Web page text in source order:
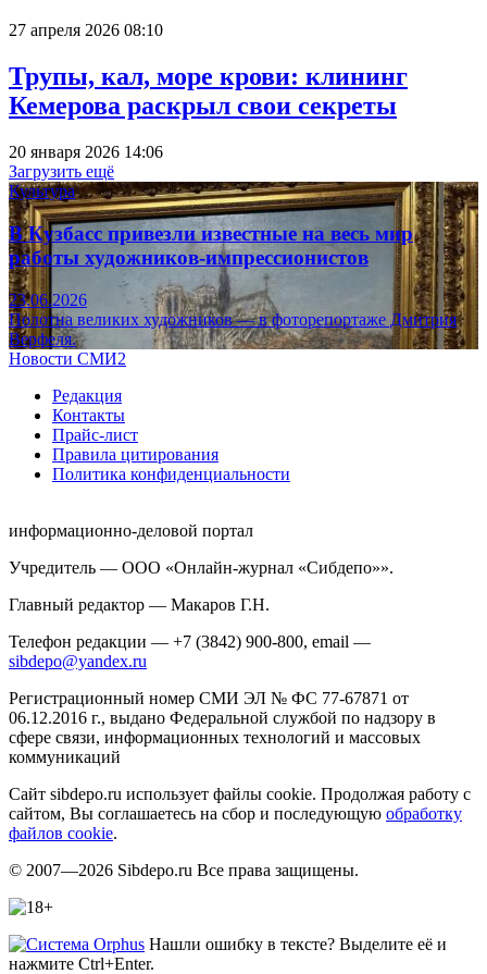
27 апреля 2026 08:10
Трупы, кал, море крови: клининг
Кемерова раскрыл свои секреты
20 января 2026 14:06
Загрузить ещё
Культура
В Кузбасс привезли известные на весь мир
работы художников-импрессионистов
23.06.2026
Полотна великих художников — в фоторепортаже Дмитрия
Верфеля.
Новости СМИ2
Редакция
Контакты
Прайс-лист
Правила цитирования
Политика конфиденциальности
информационно-деловой портал
Учредитель — ООО «Онлайн-журнал «Сибдепо»».
Главный редактор — Макаров Г.Н.
Телефон редакции — +7 (3842) 900-800, email —
sibdepo@yandex.ru
Регистрационный номер СМИ ЭЛ № ФС 77-67871 от
06.12.2016 г., выдано Федеральной службой по надзору в
сфере связи, информационных технологий и массовых
коммуникаций
Сайт sibdepo.ru использует файлы cookie. Продолжая работу с
сайтом, Вы соглашаетесь на сбор и последующую обработку
файлов cookie.
© 2007—2026 Sibdepo.ru Все права защищены.
Нашли ошибку в тексте? Выделите её и
нажмите Ctrl+Enter.